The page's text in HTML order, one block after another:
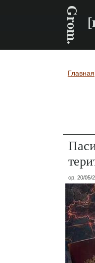
Grom.
Вы
Главная
ср, 20/05/